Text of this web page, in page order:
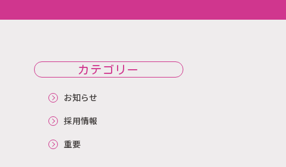
カテゴリー
お知らせ
採用情報
重要